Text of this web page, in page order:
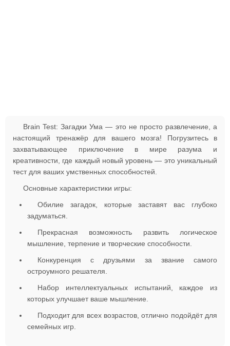
Brain Test: Загадки Ума — это не просто развлечение, а
настоящий тренажёр для вашего мозга! Погрузитесь в
захватывающее приключение в мире разума и
креативности, где каждый новый уровень — это уникальный
тест для ваших умственных способностей.
Основные характеристики игры:
Обилие загадок, которые заставят вас глубоко
задуматься.
Прекрасная возможность развить логическое
мышление, терпение и творческие способности.
Конкуренция с друзьями за звание самого
остроумного решателя.
Набор интеллектуальных испытаний, каждое из
которых улучшает ваше мышление.
Подходит для всех возрастов, отлично подойдёт для
семейных игр.